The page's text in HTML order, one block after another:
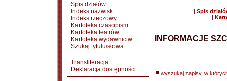
Spis działów
Indeks nazwisk
Indeks rzeczowy
Kartoteka czasopism
Kartoteka teatrów
Kartoteka wydawnictw
Szukaj tytułu/słowa
Transliteracja
Deklaracja dostępności
| Spis
|
INFORMACJE
wyszukaj zapisy, w